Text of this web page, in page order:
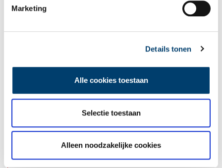
Marketing
Details tonen
Alle cookies toestaan
Selectie toestaan
Alleen noodzakelijke cookies
Marianne Havermans, deskundige in historisch textiel, vond
uitzetten in miniatuur. Zo’n kleine uitzet werd niet voor een
uitzet. De afgelopen jaren heeft Marianne de herkomst van en
resulteerde in een fraai boek onder de titel ‘In ’t kleijn. Een
uitzet in miniatuur 1830-1850’.